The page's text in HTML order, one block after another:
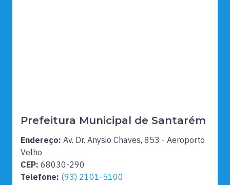
Prefeitura Municipal de Santarém
Endereço: Av. Dr. Anysio Chaves, 853 - Aeroporto
Velho
CEP: 68030-290
Telefone: (93) 2101-5100